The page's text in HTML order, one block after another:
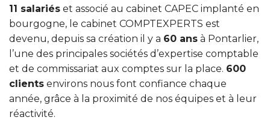
11 salariés et associé au cabinet CAPEC implanté en
bourgogne, le cabinet COMPTEXPERTS est
devenu, depuis sa création il y a 60 ans à Pontarlier,
l’une des principales sociétés d’expertise comptable
et de commissariat aux comptes sur la place. 600
clients environs nous font confiance chaque
année, grâce à la proximité de nos équipes et à leur
réactivité.